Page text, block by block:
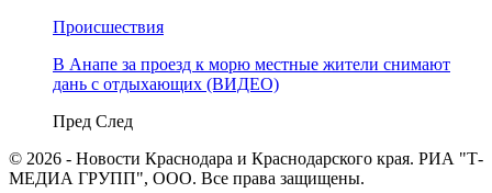
Происшествия
В Анапе за проезд к морю местные жители снимают
дань с отдыхающих (ВИДЕО)
Пред След
© 2026 - Новости Краснодара и Краснодарского края. РИА "Т-
МЕДИА ГРУПП", ООО. Все права защищены.